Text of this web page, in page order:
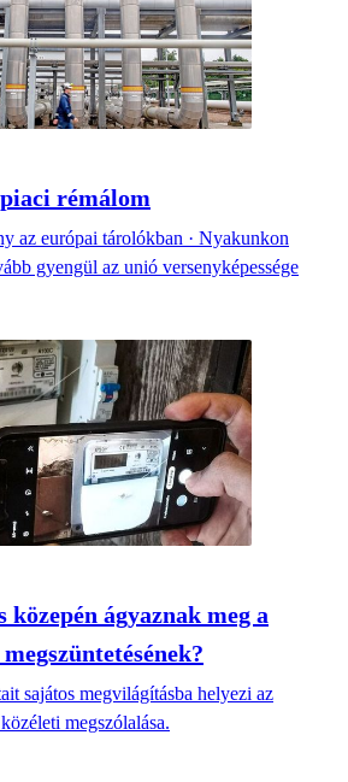
rémálom
az európai tárolókban · Nyakunkon
gyengül az unió versenyképessége
ágyaznak meg a
sajátos megvilágításba helyezi az
megszólalása.